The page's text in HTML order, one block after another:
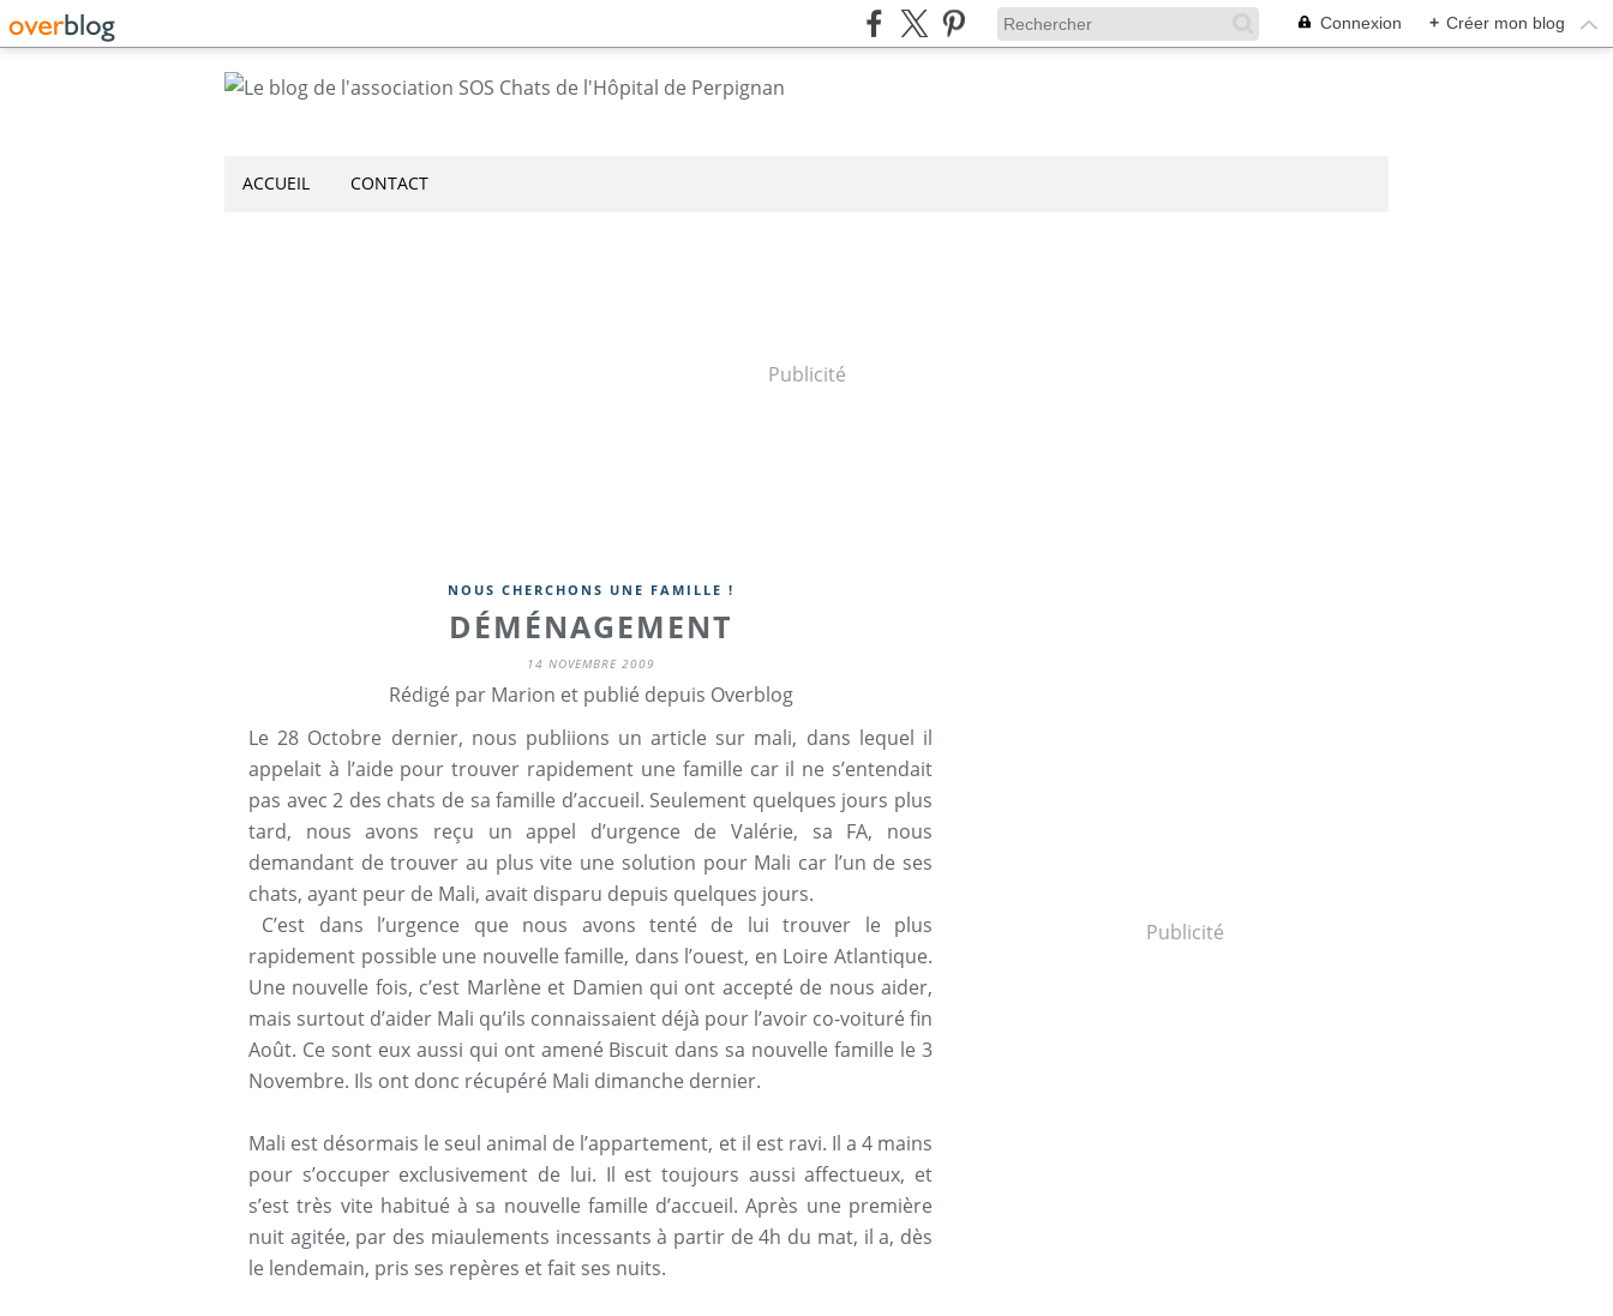
Connexion + Créer mon blog
ACCUEIL CONTACT
Publicité
NOUS CHERCHONS UNE FAMILLE !
DÉMÉNAGEMENT
14 NOVEMBRE 2009
Rédigé par Marion et publié depuis Overblog
Le 28 Octobre dernier, nous publiions un article sur mali, dans lequel il
appelait à l’aide pour trouver rapidement une famille car il ne s’entendait
pas avec 2 des chats de sa famille d’accueil. Seulement quelques jours plus
tard, nous avons reçu un appel d’urgence de Valérie, sa FA, nous
demandant de trouver au plus vite une solution pour Mali car l’un de ses
chats, ayant peur de Mali, avait disparu depuis quelques jours.
C’est dans l’urgence que nous avons tenté de lui trouver le plus
rapidement possible une nouvelle famille, dans l’ouest, en Loire Atlantique.
Une nouvelle fois, c’est Marlène et Damien qui ont accepté de nous aider,
mais surtout d’aider Mali qu’ils connaissaient déjà pour l’avoir co-voituré fin
Août. Ce sont eux aussi qui ont amené Biscuit dans sa nouvelle famille le 3
Novembre. Ils ont donc récupéré Mali dimanche dernier.
Mali est désormais le seul animal de l’appartement, et il est ravi. Il a 4 mains
pour s’occuper exclusivement de lui. Il est toujours aussi affectueux, et
s’est très vite habitué à sa nouvelle famille d’accueil. Après une première
nuit agitée, par des miaulements incessants à partir de 4h du mat, il a, dès
le lendemain, pris ses repères et fait ses nuits.
Publicité